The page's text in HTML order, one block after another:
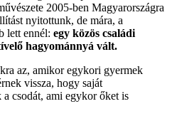
2005-ben Magyarországra
nyitottunk, de mára, a
lett ennél: egy közös családi
hagyománnyá vált.
az, amikor egykori gyermek
vissza, hogy saját
a csodát, ami egykor őket is